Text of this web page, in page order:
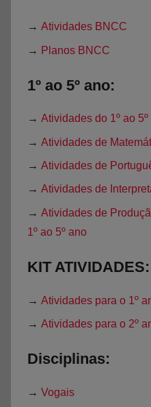
→ Atividades BNCC
→ Planos BNCC
1º ao 5º ano:
→ Atividades do 1º ao 5º
→ Atividades de
→ Atividades de
→ Atividades de
→ Atividades de
1º ao 5º ano
KIT ATIVIDADES:
→ Atividades para o 1º
→ Atividades para o 2º
Disciplinas:
→ Vogais